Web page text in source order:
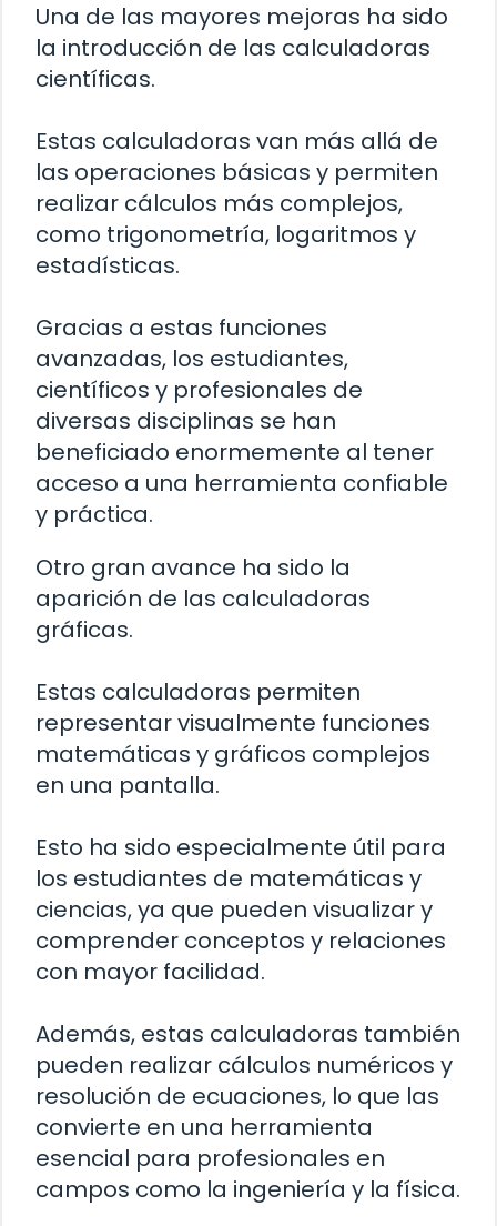
Una de las mayores mejoras ha sido
la introducción de las calculadoras
científicas.
Estas calculadoras van más allá de
las operaciones básicas y permiten
realizar cálculos más complejos,
como trigonometría, logaritmos y
estadísticas.
Gracias a estas funciones
avanzadas, los estudiantes,
científicos y profesionales de
diversas disciplinas se han
beneficiado enormemente al tener
acceso a una herramienta confiable
y práctica.
Otro gran avance ha sido la
aparición de las calculadoras
gráficas.
Estas calculadoras permiten
representar visualmente funciones
matemáticas y gráficos complejos
en una pantalla.
Esto ha sido especialmente útil para
los estudiantes de matemáticas y
ciencias, ya que pueden visualizar y
comprender conceptos y relaciones
con mayor facilidad.
Además, estas calculadoras también
pueden realizar cálculos numéricos y
resolución de ecuaciones, lo que las
convierte en una herramienta
esencial para profesionales en
campos como la ingeniería y la física.